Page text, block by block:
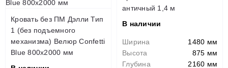
Кровать без ПМ Дэлли Тип
1 (без подъемного
механизма) Велюр Confetti
Blue 800х2000 мм
античный 1,4 м
В наличии
Ширина
1480 мм
Высота
875 мм
Глубина
2160 мм